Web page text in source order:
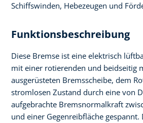
Schiffswinden, Hebezeugen und
Funktionsbeschreibung
Diese Bremse ist eine elektrisch
mit einer rotierenden und beidseitig
ausgerüsteten Bremsscheibe, dem
stromlosen Zustand durch eine von
aufgebrachte Bremsnormalkraft
und einer Gegenreibfläche gespannt.